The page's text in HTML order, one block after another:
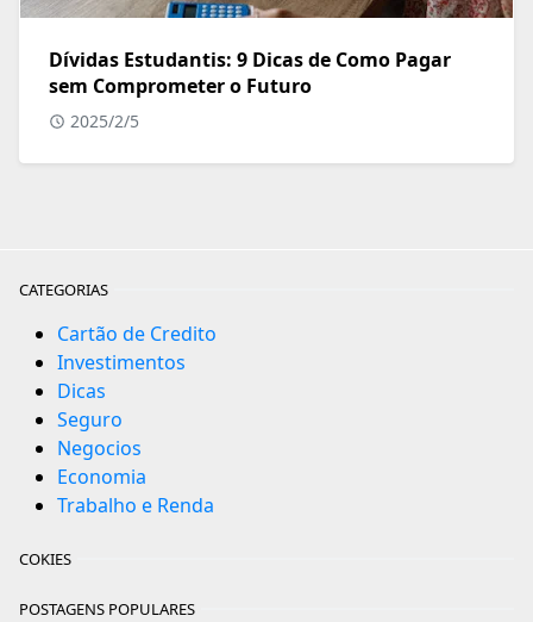
Dívidas Estudantis: 9 Dicas de Como Pagar
sem Comprometer o Futuro
2025/2/5
CATEGORIAS
Cartão de Credito
Investimentos
Dicas
Seguro
Negocios
Economia
Trabalho e Renda
COKIES
POSTAGENS POPULARES